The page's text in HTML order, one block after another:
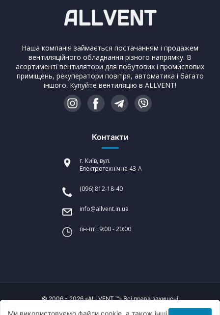
Наша компанія займається постачанням і продажем
вентиляційного обладнання різного напрямку. В
асортименті вентилятори для побутових і промислових
приміщень, рекуператори повітря, автоматика і багато
іншого. Купуйте вентиляцію в ALLVENT!
Контакти
г. Київ, вул.
Електротехнічна 43-А
(096) 812-18-40
info@allvent.in.ua
пн-пт : 9:00 - 20:00
© 2006 - 2026 «ALLVENT ™» Всі права захищені
Ми використовуємо файли cookie, а також інші